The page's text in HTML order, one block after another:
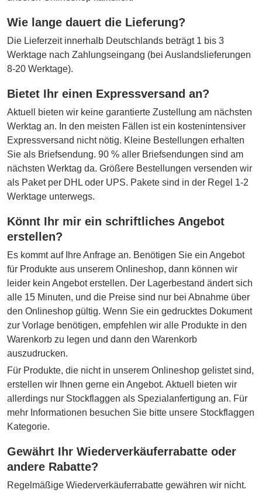
Wie lange dauert die Lieferung?
Die Lieferzeit innerhalb Deutschlands beträgt 1 bis 3
Werktage nach Zahlungseingang (bei Auslandslieferungen
8-20 Werktage).
Bietet Ihr einen Expressversand an?
Aktuell bieten wir keine garantierte Zustellung am nächsten
Werktag an. In den meisten Fällen ist ein kostenintensiver
Expressversand nicht nötig. Kleine Bestellungen erhalten
Sie als Briefsendung. 90 % aller Briefsendungen sind am
nächsten Werktag da. Größere Bestellungen versenden wir
als Paket per DHL oder UPS. Pakete sind in der Regel 1-2
Werktage unterwegs.
Könnt Ihr mir ein schriftliches Angebot
erstellen?
Es kommt auf Ihre Anfrage an. Benötigen Sie ein Angebot
für Produkte aus unserem Onlineshop, dann können wir
leider kein Angebot erstellen. Der Lagerbestand ändert sich
alle 15 Minuten, und die Preise sind nur bei Abnahme über
den Onlineshop gültig. Wenn Sie ein gedrucktes Dokument
zur Vorlage benötigen, empfehlen wir alle Produkte in den
Warenkorb zu legen und dann den Warenkorb
auszudrucken.
Für Produkte, die nicht in unserem Onlineshop gelistet sind,
erstellen wir Ihnen gerne ein Angebot. Aktuell bieten wir
allerdings nur Stockflaggen als Spezialanfertigung an. Für
mehr Informationen besuchen Sie bitte unsere Stockflaggen
Kategorie.
Gewährt Ihr Wiederverkäuferrabatte oder
andere Rabatte?
Regelmäßige Wiederverkäuferrabatte gewähren wir nicht.